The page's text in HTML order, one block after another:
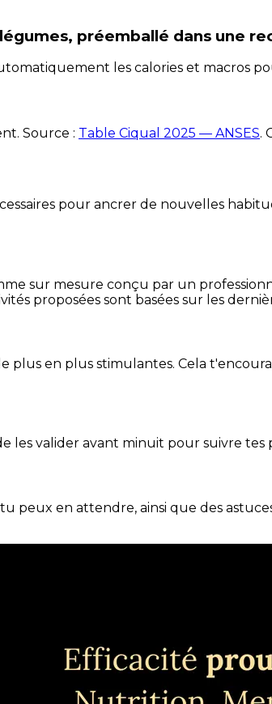
préemballé dans une
les calories et macros
Source : Table Ciqual 2025 — ANSES.
pour ancrer de nouvelles
sur mesure conçu par un
proposées sont basées sur les
plus en plus stimulantes. Cela
les valider avant minuit pour suivre tes
peux en attendre, ainsi que des